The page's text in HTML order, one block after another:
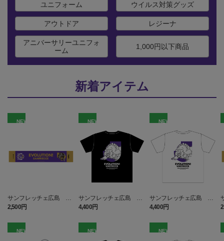
ユニフォーム ウイルス対策グッズ
アウトドア レジーナ
アニバーサリーユニフォ
ーム
1,000円以下商品
新着アイテム
NEW
サンフレッチェ広島 ガ
チグマ タオルマフラー
2,500円
NEW
NEW
サンフレッチェ広島 ガ
チグマ Tシャツ BLACK
4,400円
NEW
NEW
サンフレッチェ広島 ガ
チグマ Tシャツ WHITE キ
4,400円
NEW